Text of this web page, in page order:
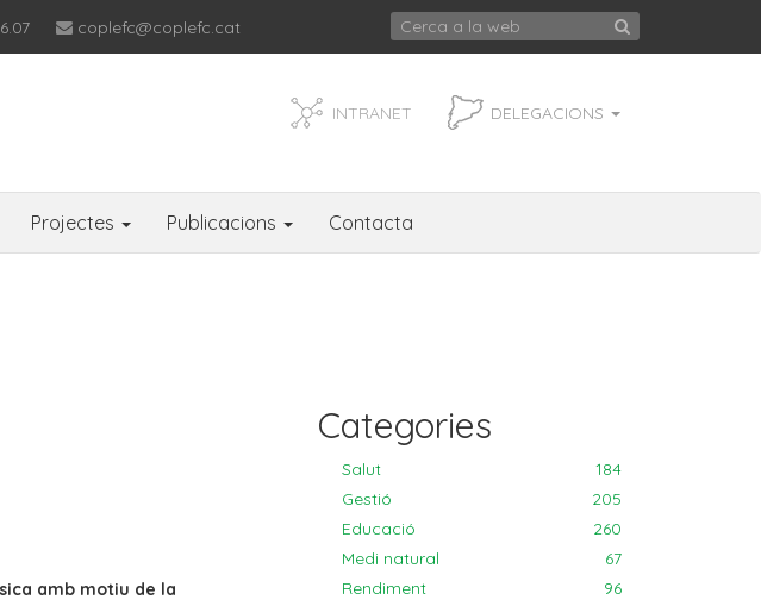
coplefc@coplefc.cat
DELEGACIONS
INTRANET
Projectes Publicacions Contacta
amb motiu de la
Categories
Salut
184
Gestió
205
Educació
260
Medi natural
67
Rendiment
96